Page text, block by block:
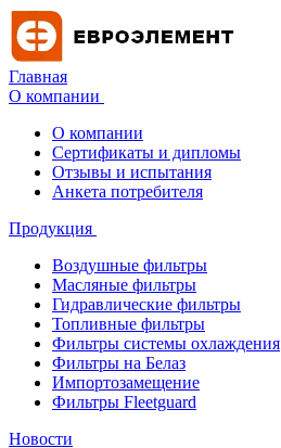
Главная
О компании
О компании
Сертификаты и дипломы
Отзывы и испытания
Анкета потребителя
Продукция
Воздушные фильтры
Масляные фильтры
Гидравлические фильтры
Топливные фильтры
Фильтры системы охлаждения
Фильтры на Белаз
Импортозамещение
Фильтры Fleetguard
Новости